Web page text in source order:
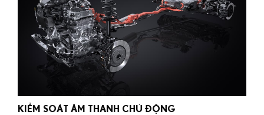
KIỂM SOÁT ÂM THANH CHỦ ĐỘNG